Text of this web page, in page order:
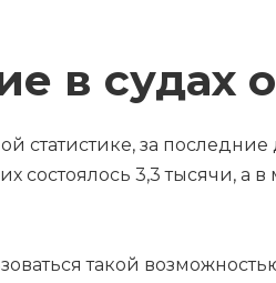
в судах
статистике, за
состоялось 3,3 тысячи, а
такой